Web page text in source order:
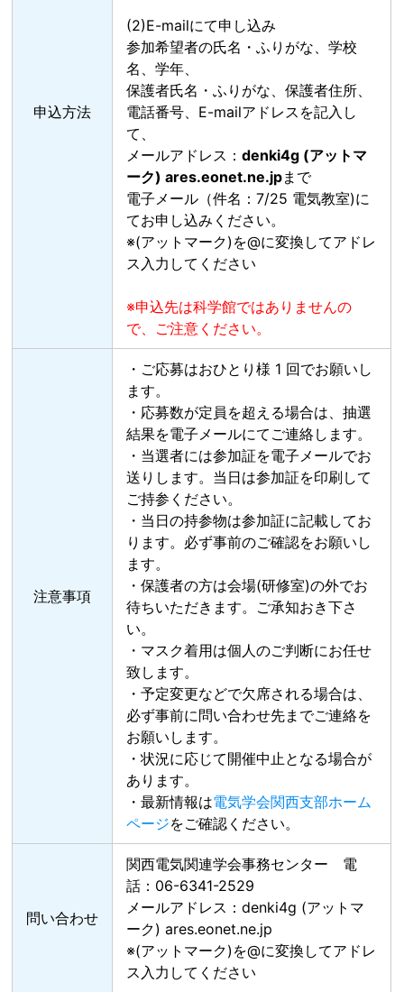
申込方法
(2)E-mailにて申し込み
参加希望者の氏名・ふりがな、学校
名、学年、
保護者氏名・ふりがな、保護者住所、
電話番号、E-mailアドレスを記入し
て、
メールアドレス：denki4g (アットマ
ーク) ares.eonet.ne.jpまで
電子メール（件名：7/25 電気教室)に
てお申し込みください。
※(アットマーク)を@に変換してアドレ
ス入力してください
※申込先は科学館ではありませんの
で、ご注意ください。
注意事項
・ご応募はおひとり様 1 回でお願いし
ます。
・応募数が定員を超える場合は、抽選
結果を電⼦メールにてご連絡します。
・当選者には参加証を電⼦メールでお
送りします。当⽇は参加証を印刷して
ご持参ください。
・当⽇の持参物は参加証に記載してお
ります。必ず事前のご確認をお願いし
ます。
・保護者の⽅は会場(研修室)の外でお
待ちいただきます。ご承知おき下さ
い。
・マスク着⽤は個⼈のご判断にお任せ
致します。
・予定変更などで⽋席される場合は、
必ず事前に問い合わせ先までご連絡を
お願いします。
・状況に応じて開催中⽌となる場合が
あります。
・最新情報は電気学会関西支部ホーム
ページをご確認ください。
問い合わせ
関西電気関連学会事務センター 電
話：06-6341-2529
メールアドレス：denki4g (アットマ
ーク) ares.eonet.ne.jp
※(アットマーク)を@に変換してアドレ
ス入力してください